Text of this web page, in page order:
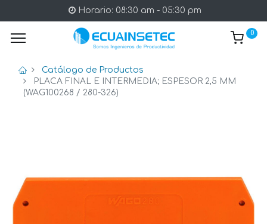
Horario: 08:30 am - 05:30 pm
0
Catálogo de Productos
PLACA FINAL E INTERMEDIA; ESPESOR 2,5 MM
(WAG100268 / 280-326)